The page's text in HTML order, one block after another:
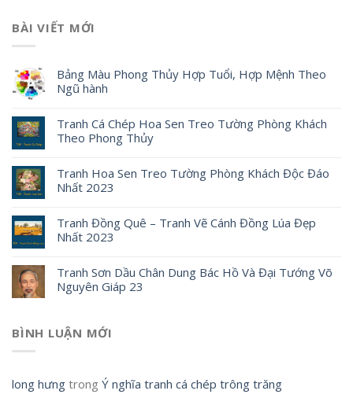
BÀI VIẾT MỚI
Bảng Màu Phong Thủy Hợp Tuổi, Hợp Mệnh Theo
Ngũ hành
Tranh Cá Chép Hoa Sen Treo Tường Phòng Khách
Theo Phong Thủy
Tranh Hoa Sen Treo Tường Phòng Khách Độc Đáo
Nhất 2023
Tranh Đồng Quê – Tranh Vẽ Cánh Đồng Lúa Đẹp
Nhất 2023
Tranh Sơn Dầu Chân Dung Bác Hồ Và Đại Tướng Võ
Nguyên Giáp 23
BÌNH LUẬN MỚI
long hưng trong Ý nghĩa tranh cá chép trông trăng